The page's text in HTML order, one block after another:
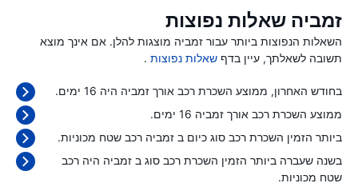
זמביה שאלות נפוצות
השאלות הנפוצות ביותר עבור זמביה מוצגות להלן. אם אינך מוצא
תשובה לשאלתך, עיין בדף שאלות נפוצות .
בחודש האחרון, ממוצע השכרת רכב אורך זמביה היה 16 ימים.
ממוצע השכרת רכב אורך זמביה 16 ימים.
ביותר הזמין השכרת רכב סוג כיום ב זמביה רכב שטח מכוניות.
בשנה שעברה ביותר הזמין השכרת רכב סוג ב זמביה היה רכב
שטח מכוניות.